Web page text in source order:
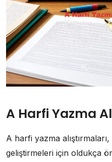
A Harfi Yazma
A harfi yazma
geliştirmeleri için oldukça